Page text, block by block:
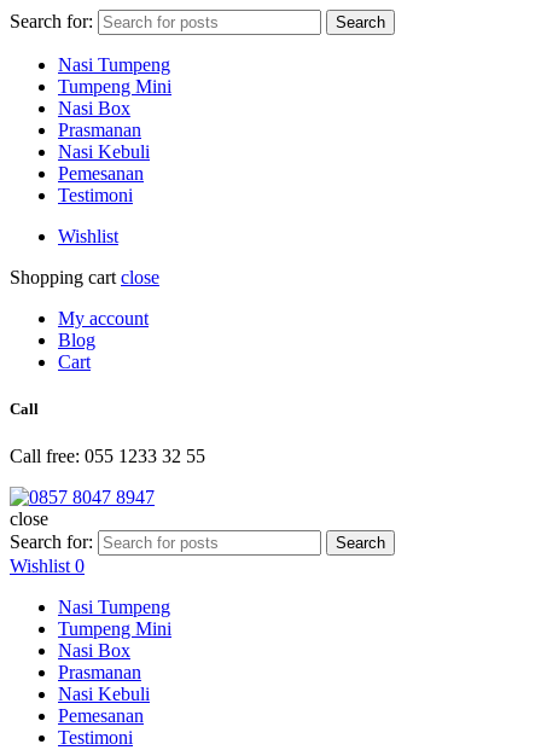
Search for: Search
Nasi Tumpeng
Tumpeng Mini
Nasi Box
Prasmanan
Nasi Kebuli
Pemesanan
Testimoni
Wishlist
Shopping cart close
My account
Blog
Cart
Call
Call free: 055 1233 32 55
close
Search for:
Search
Wishlist 0
Nasi Tumpeng
Tumpeng Mini
Nasi Box
Prasmanan
Nasi Kebuli
Pemesanan
Testimoni